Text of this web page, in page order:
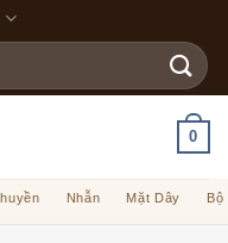
0
Nhẫn Mặt Dây Bộ